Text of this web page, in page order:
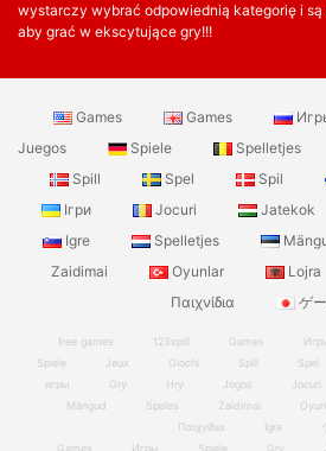
wystarczy wybrać odpowiednią kategorię i
aby grać w ekscytujące gry!!!
Games Games
Juegos
Spiele Spelletjes
Spill
Spel Spil
Ігри
Jocuri Jatekok
Igre
Spelletjes
Zaidimai
Oyunlar Lojra
Παιχνίδια
ゲ
free games 123spill Games
Spiele
Jeux Giochi Spill Spel
игры
Gry Hry Jogos Jocuri
Mängud
Speles Zaidimai
Παιχνίδια
Igre
Games
Игры Spiele Gry